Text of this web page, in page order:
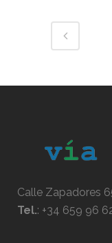
Calle Zapadores
Tel.: +34 659 96